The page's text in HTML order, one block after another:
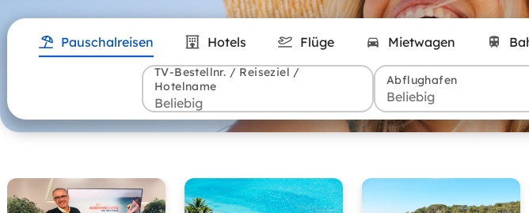
Pauschalreisen Hotels Flüge Mietwagen
TV-Bestellnr. / Reiseziel /
Hotelname
Abflughafen